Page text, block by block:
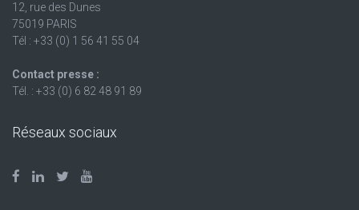
12, rue des Dunes
75019 PARIS
Tél : +33 (0) 1 56 41 55 04
Contact presse :
Tél. : +33 (0) 6 82 48 91 89
Réseaux sociaux